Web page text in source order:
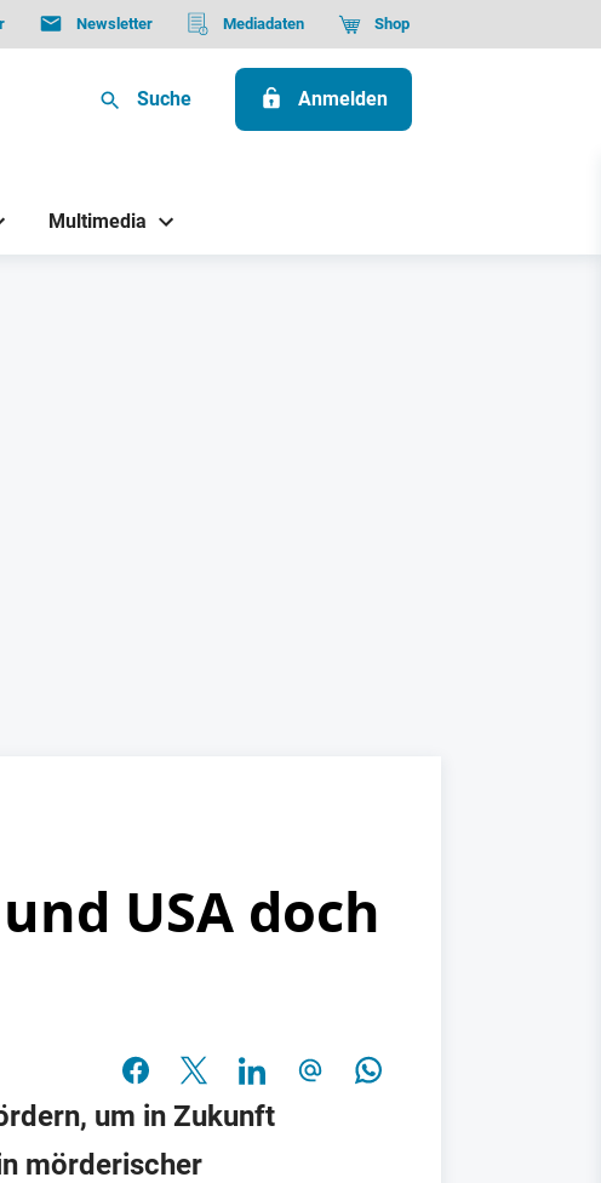
Newsletter Mediadaten Shop
Suche Anmelden
Multimedia
USA doch
um in Zukunft
mörderischer